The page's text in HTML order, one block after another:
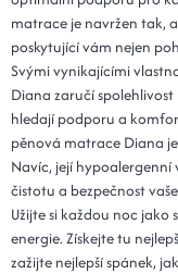
matrace je navržen tak,
poskytující vám nejen
Svými vynikajícími
Diana zaručí
hledají podporu a
pěnová matrace Diana
Navíc, její
čistotu a bezpečnost
Užijte si každou noc jako
energie. Získejte tu
zažijte nejlepší spánek,